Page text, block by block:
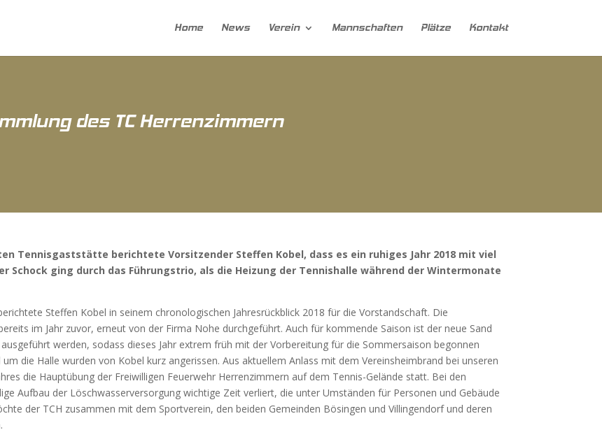
Home News Verein Mannschaften Plätze Kontakt
des TC Herrenzimmern
Tennisgaststätte berichtete Vorsitzender Steffen Kobel, dass es ein ruhiges Jahr 2018 mit viel
Schock ging durch das Führungstrio, als die Heizung der Tennishalle während der Wintermonate
Steffen Kobel in seinem chronologischen Jahresrückblick 2018 für die Vorstandschaft. Die
im Jahr zuvor, erneut von der Firma Nohe durchgeführt. Auch für kommende Saison ist der neue Sand
werden, sodass dieses Jahr extrem früh mit der Vorbereitung für die Sommersaison begonnen
die Halle wurden von Kobel kurz angerissen. Aus aktuellem Anlass mit dem Vereinsheimbrand bei unseren
die Hauptübung der Freiwilligen Feuerwehr Herrenzimmern auf dem Tennis-Gelände statt. Bei den
Aufbau der Löschwasserversorgung wichtige Zeit verliert, die unter Umständen für Personen und Gebäude
der TCH zusammen mit dem Sportverein, den beiden Gemeinden Bösingen und Villingendorf und deren